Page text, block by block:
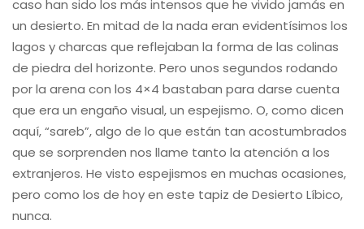
caso han sido los más intensos que he vivido jamás en
un desierto. En mitad de la nada eran evidentísimos los
lagos y charcas que reflejaban la forma de las colinas
de piedra del horizonte. Pero unos segundos rodando
por la arena con los 4×4 bastaban para darse cuenta
que era un engaño visual, un espejismo. O, como dicen
aquí, “sareb”, algo de lo que están tan acostumbrados
que se sorprenden nos llame tanto la atención a los
extranjeros. He visto espejismos en muchas ocasiones,
pero como los de hoy en este tapiz de Desierto Líbico,
nunca.